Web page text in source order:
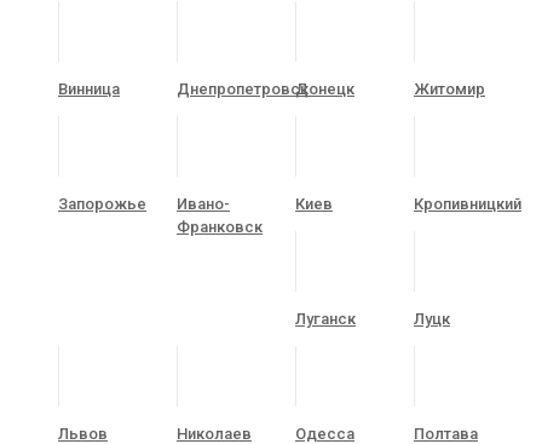
Винница ДнепропетровскДонецк Житомир
Запорожье
Ивано-
Франковск
Киев Кропивницкий
Луганск Луцк
Львов Николаев Одесса Полтава